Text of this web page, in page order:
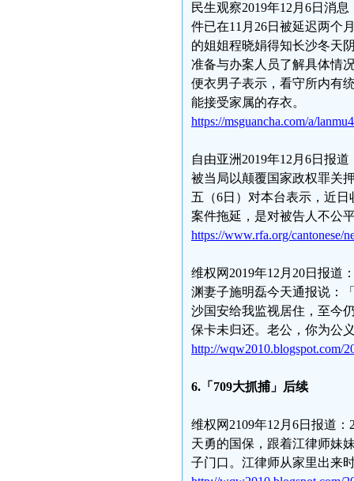
民生观察2019年12月6日消
件已在11月26日被延迟两个
的姐姐程晓娟得知长沙冬天
准备与办案人员了解具体情
便衣男子表示，看守所内有
能接受家属的存衣。
https://msguancha.com/a/
自由亚洲2019年12月6日报
被当局以颠覆国家政权罪关
五（6日）对本台表示，近
案件拖延，是对被告人不公
https://www.rfa.org/cantonese/
维权网2019年12月20日报道
渊妻子施明磊今天通报说：
沙国安给我监视居住，至今
保卡未归还。老公，你为公
http://wqw2010.blogspot.com/
6.「709大抓捕」后续
维权网2109年12月6日报道
天勇的国保，跟着江律师妹
子门口。江律师从家里出来